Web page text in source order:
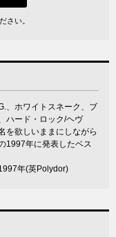
さい。
、ホワイトスネーク、ブ
ハード・ロック/ヘヴ
を欲しいままにしながら
1997年に発表したベス
年(英Polydor)